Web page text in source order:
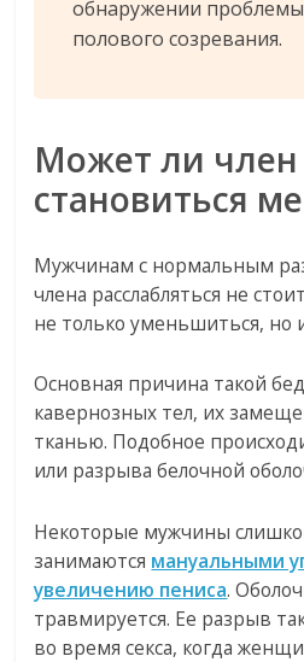
обнаружении
полового созревания.
Может ли член
становиться
Мужчинам с нормальным
члена расслабляться не
не только уменьшиться, но
Основная причина такой
кавернозных тел, их
тканью. Подобное
или разрыва белочной
Некоторые мужчины
занимаются мануальными
увеличению пениса.
травмируется. Ее разрыв
во время секса, когда